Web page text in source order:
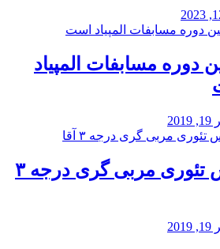
دوره مسابفات المپیاد
کلاس تئوری مربی گری درجه ۳